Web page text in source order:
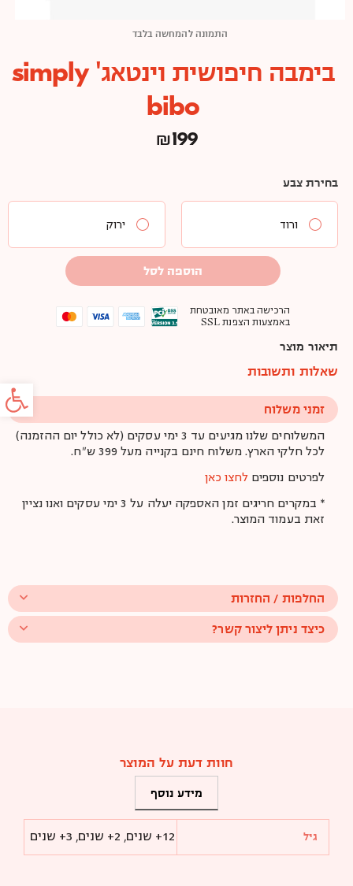
התמונה להמחשה בלבד
בימבה חיפושית וינטאג' simply
bibo
₪199
בחירת צבע
ורוד ירוק
הוספה לסל
הרכישה באתר מאובטחת
באמצעות הצפנת SSL
תיאור מוצר
שאלות ותשובות
זמני משלוח
המשלוחים שלנו מגיעים עד 3 ימי עסקים (לא כולל יום ההזמנה)
לכל חלקי הארץ. משלוח חינם בקנייה מעל 399 ש"ח.
לפרטים נוספיםלחצו כאן
* במקרים חריגים זמן האספקה יעלה על 3 ימי עסקים ואנו נציין
זאת בעמוד המוצר.
החלפות / החזרות
כיצד ניתן ליצור קשר?
חוות דעת על המוצר
מידע נוסף
גיל 12+ שנים , 2+ שנים , 3+ שנים